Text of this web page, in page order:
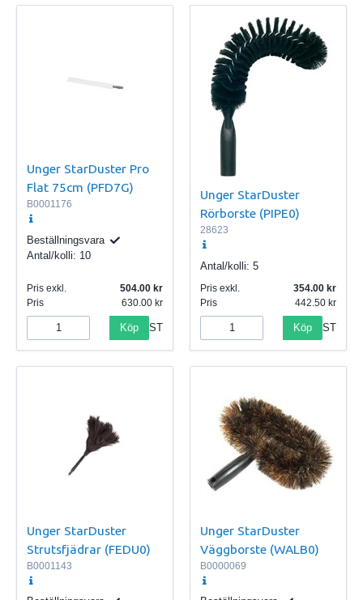
Unger StarDuster Pro
Flat 75cm (PFD7G)
B0001176
Beställningsvara
Antal/kolli: 10
Pris exkl.
504.00
Pris
630.00
Köp ST
Unger StarDuster
Rörborste (PIPE0)
28623
Antal/kolli: 5
Pris exkl.
354.00
Pris
442.50
Köp ST
Unger StarDuster
Strutsfjädrar (FEDU0)
B0001143
Unger StarDuster
Väggborste (WALB0)
B0000069